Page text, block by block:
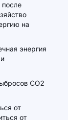
на
энергия
CO2
от
от